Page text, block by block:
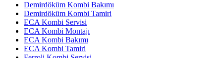
Demirdöküm Kombi Bakımı
Demirdöküm Kombi Tamiri
ECA Kombi Servisi
ECA Kombi Montajı
ECA Kombi Bakımı
ECA Kombi Tamiri